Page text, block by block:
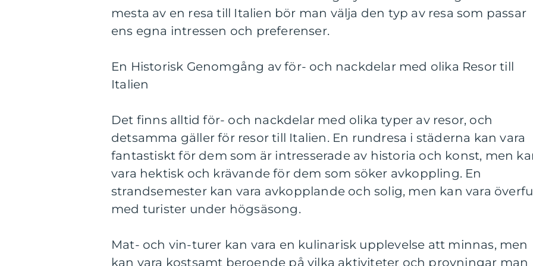
mesta av en resa till Italien bör man välja den typ av resa som passar
ens egna intressen och preferenser.
En Historisk Genomgång av för- och nackdelar med olika Resor till
Italien
Det finns alltid för- och nackdelar med olika typer av resor, och
detsamma gäller för resor till Italien. En rundresa i städerna kan vara
fantastiskt för dem som är intresserade av historia och konst, men
vara hektisk och krävande för dem som söker avkoppling. En
strandsemester kan vara avkopplande och solig, men kan vara
med turister under högsäsong.
Mat- och vin-turer kan vara en kulinarisk upplevelse att minnas, men
kan vara kostsamt beroende på vilka aktiviteter och provningar man